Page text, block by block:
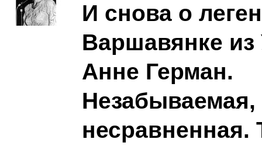
И снова о
Варшавянке из
Анне Герман.
Незабываемая,
несравненная.